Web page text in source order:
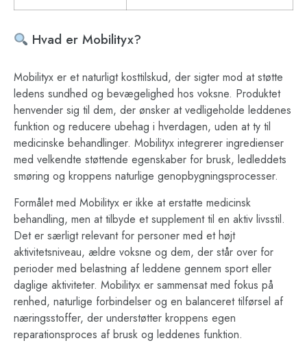
Hvad er Mobilityx?
Mobilityx er et naturligt kosttilskud, der sigter mod at støtte
ledens sundhed og bevægelighed hos voksne. Produktet
henvender sig til dem, der ønsker at vedligeholde leddenes
funktion og reducere ubehag i hverdagen, uden at ty til
medicinske behandlinger. Mobilityx integrerer ingredienser
med velkendte støttende egenskaber for brusk, ledleddets
smøring og kroppens naturlige genopbygningsprocesser.
Formålet med Mobilityx er ikke at erstatte medicinsk
behandling, men at tilbyde et supplement til en aktiv livsstil.
Det er særligt relevant for personer med et højt
aktivitetsniveau, ældre voksne og dem, der står over for
perioder med belastning af leddene gennem sport eller
daglige aktiviteter. Mobilityx er sammensat med fokus på
renhed, naturlige forbindelser og en balanceret tilførsel af
næringsstoffer, der understøtter kroppens egen
reparationsproces af brusk og leddenes funktion.